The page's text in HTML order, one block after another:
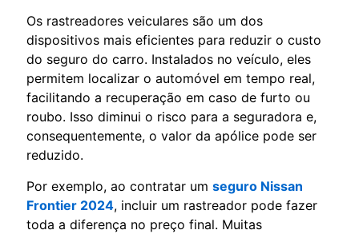
Os rastreadores veiculares são um dos
dispositivos mais eficientes para reduzir o custo
do seguro do carro. Instalados no veículo, eles
permitem localizar o automóvel em tempo real,
facilitando a recuperação em caso de furto ou
roubo. Isso diminui o risco para a seguradora e,
consequentemente, o valor da apólice pode ser
reduzido.
Por exemplo, ao contratar um seguro Nissan
Frontier 2024, incluir um rastreador pode fazer
toda a diferença no preço final. Muitas